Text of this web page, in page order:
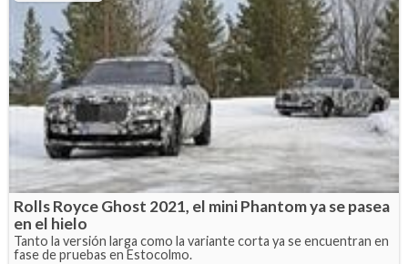
Rolls Royce Ghost 2021, el mini Phantom ya se pasea
en el hielo
Tanto la versión larga como la variante corta ya se encuentran en
fase de pruebas en Estocolmo.